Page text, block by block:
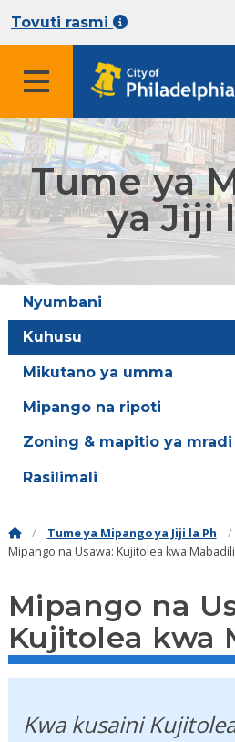
Tovuti rasmi
Tume ya
ya Jiji
Nyumbani
Kuhusu
Mikutano ya umma
Mipango na ripoti
Zoning & mapitio ya mradi
Rasilimali
Tume ya Mipango ya Jiji la Ph
Mipango na Usawa: Kujitolea kwa
Mipango na
Kujitolea kwa
Kwa kusaini